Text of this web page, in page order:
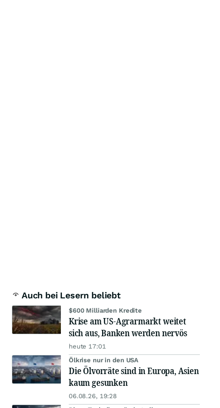
Auch bei Lesern beliebt
$600 Milliarden Kredite
Krise am US-Agrarmarkt weitet
sich aus, Banken werden nervös
heute 17:01
Ölkrise nur in den USA
Die Ölvorräte sind in Europa, Asien
kaum gesunken
06.08.26, 19:28